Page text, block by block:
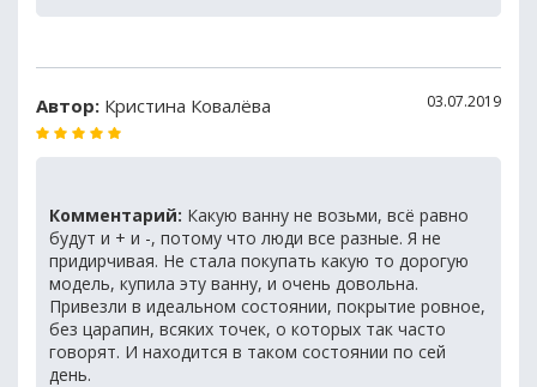
Автор: Кристина Ковалёва 03.07.2019
Комментарий: Какую ванну не возьми, всё равно
будут и + и -, потому что люди все разные. Я не
придирчивая. Не стала покупать какую то дорогую
модель, купила эту ванну, и очень довольна.
Привезли в идеальном состоянии, покрытие ровное,
без царапин, всяких точек, о которых так часто
говорят. И находится в таком состоянии по сей
день.